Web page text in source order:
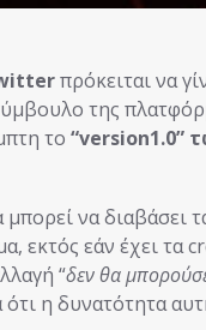
πρόκειται να
της
το “version1.0”
μπορεί να
εκτός εάν έχει τα
“δεν θα
ότι η δυνατότητα